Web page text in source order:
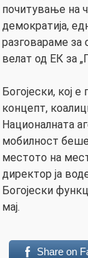
почитување на
демократија,
разговараме за
велат од ЕК за
Богојески, кој
концепт,
Националната
мобилност беше
местото на
директор ја
Богојески
мај.
Share on